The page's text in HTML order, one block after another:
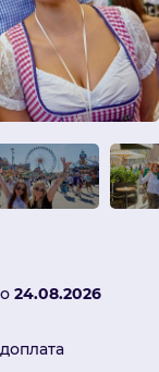
24.08.2026